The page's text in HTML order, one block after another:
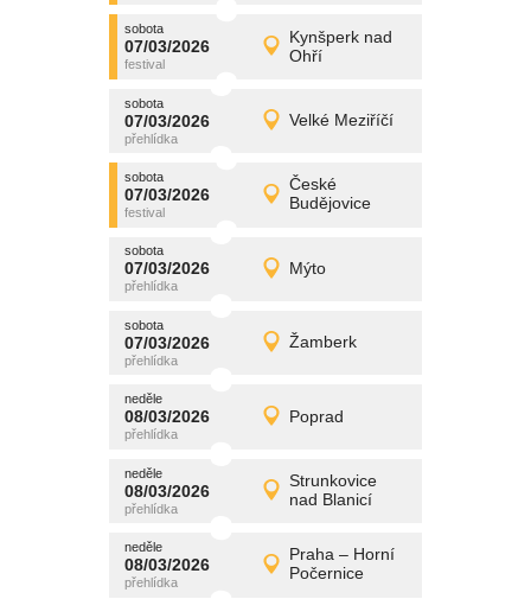
sobota
07/03/2026
Kynšperk nad
Ohří
sobota
07/03/2026 Detail
promítání
sobota
07/03/2026 Velké Meziříčí
sobota
07/03/2026 Detail
promítání
sobota
07/03/2026
České
Budějovice
sobota
07/03/2026 Detail
promítání
sobota
07/03/2026 Mýto
sobota
07/03/2026 Detail
promítání
sobota
07/03/2026 Žamberk
sobota
07/03/2026 Detail
promítání
neděle
08/03/2026 Poprad
neděle
08/03/2026 Detail
promítání
neděle
08/03/2026
Strunkovice
nad Blanicí
neděle
08/03/2026 Detail
promítání
neděle
08/03/2026
Praha – Horní
Počernice
neděle
08/03/2026 Detail
promítání